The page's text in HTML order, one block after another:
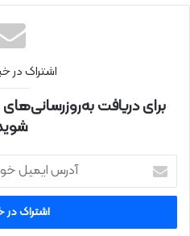
اشتراک در
برای دریافت
ر
ا